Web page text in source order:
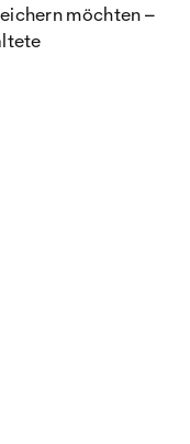
möchten –